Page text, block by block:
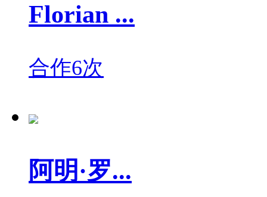
Florian ...
合作6次
阿明·罗...